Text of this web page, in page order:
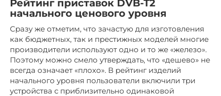
Рейтинг приставок DVB-T2
начального ценового уровня
Сразу же отметим, что зачастую для изготовления
как бюджетных, так и престижных моделей многие
производители используют одно и то же «железо».
Поэтому можно смело утверждать, что «дешево» не
всегда означает «плохо». В рейтинг изделий
начального уровня пользователи включили три
устройства с приблизительно одинаковой